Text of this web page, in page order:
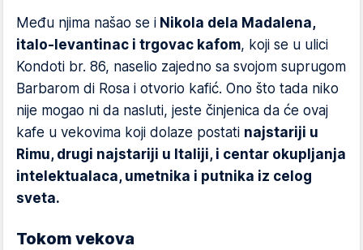
Među njima našao se i Nikola dela Madalena,
italo-levantinac i trgovac kafom, koji se u ulici
Kondoti br. 86, naselio zajedno sa svojom suprugom
Barbarom di Rosa i otvorio kafić. Ono što tada niko
nije mogao ni da nasluti, jeste činjenica da će ovaj
kafe u vekovima koji dolaze postati najstariji u
Rimu, drugi najstariji u Italiji, i centar okupljanja
intelektualaca, umetnika i putnika iz celog
sveta.
Tokom vekova